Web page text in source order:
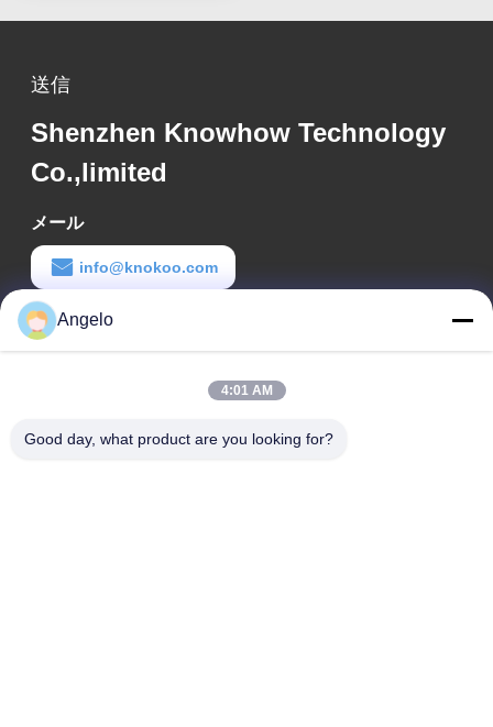
送信
Shenzhen Knowhow Technology
Co.,limited
メール
info@knokoo.com
労働時間
08:00-18:00
会社所在地
Angelo
4:01 AM
Good day, what product are you looking for?